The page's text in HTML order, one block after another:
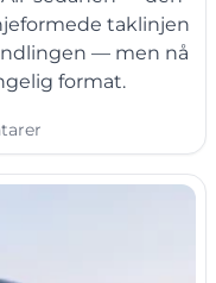
taklinjen
— men nå
format.